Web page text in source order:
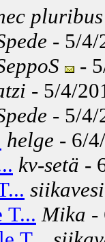
- 5/4/
-
- 5/4/
- 5/4/
helge - 6/
kv-setä -
siikavesi
T... Mika -